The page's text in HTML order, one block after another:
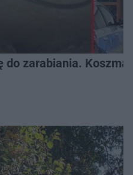
do zarabiania.